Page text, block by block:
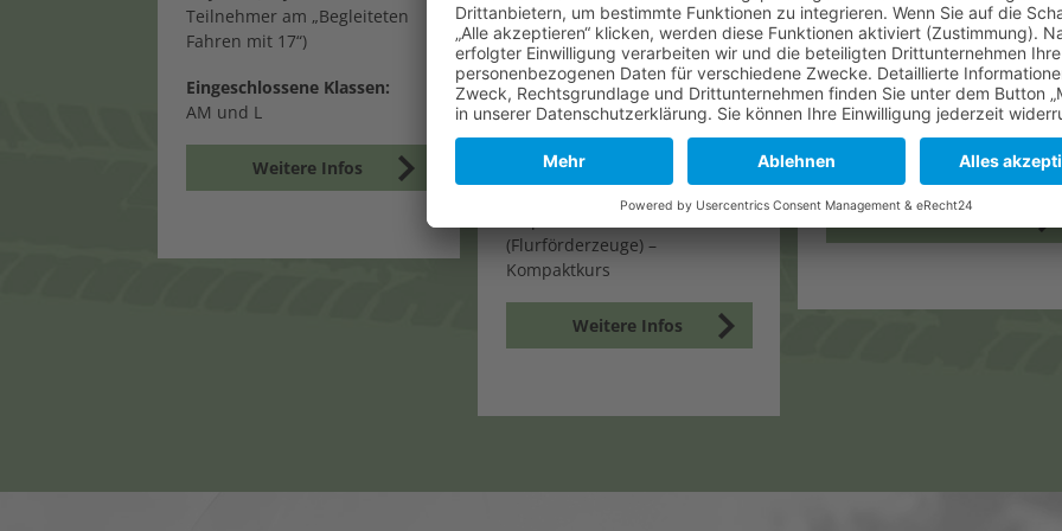
Teilnehmer am „Begleiteten
Fahren mit 17“)
Eingeschlossene Klassen:
AM und L
Weitere Infos
Mindestalter: 18 Jahre
Voraussetzung: körperliche
und geistige Eignung gemäß
DGUV Vorschrift 68
STAPLERSCHEIN – in 2
(Flurförderzeuge) –
Kompaktkurs
Weitere Infos
Klassen:
C
Eingeschlossene Klassen:
C1E / BE / T